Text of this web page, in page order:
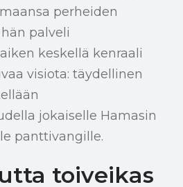
perheiden
palveli
keskellä kenraali
visiota: täydellinen
jokaiselle Hamasin
panttivangille.
toiveikas